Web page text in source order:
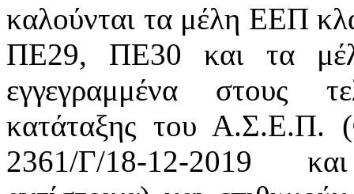
καλούνται τα μέλη ΕΕΠ
ΠΕ29, ΠΕ30 και τα
εγγεγραμμένα στους
κατάταξης του
2361/Γ/18-12-2019